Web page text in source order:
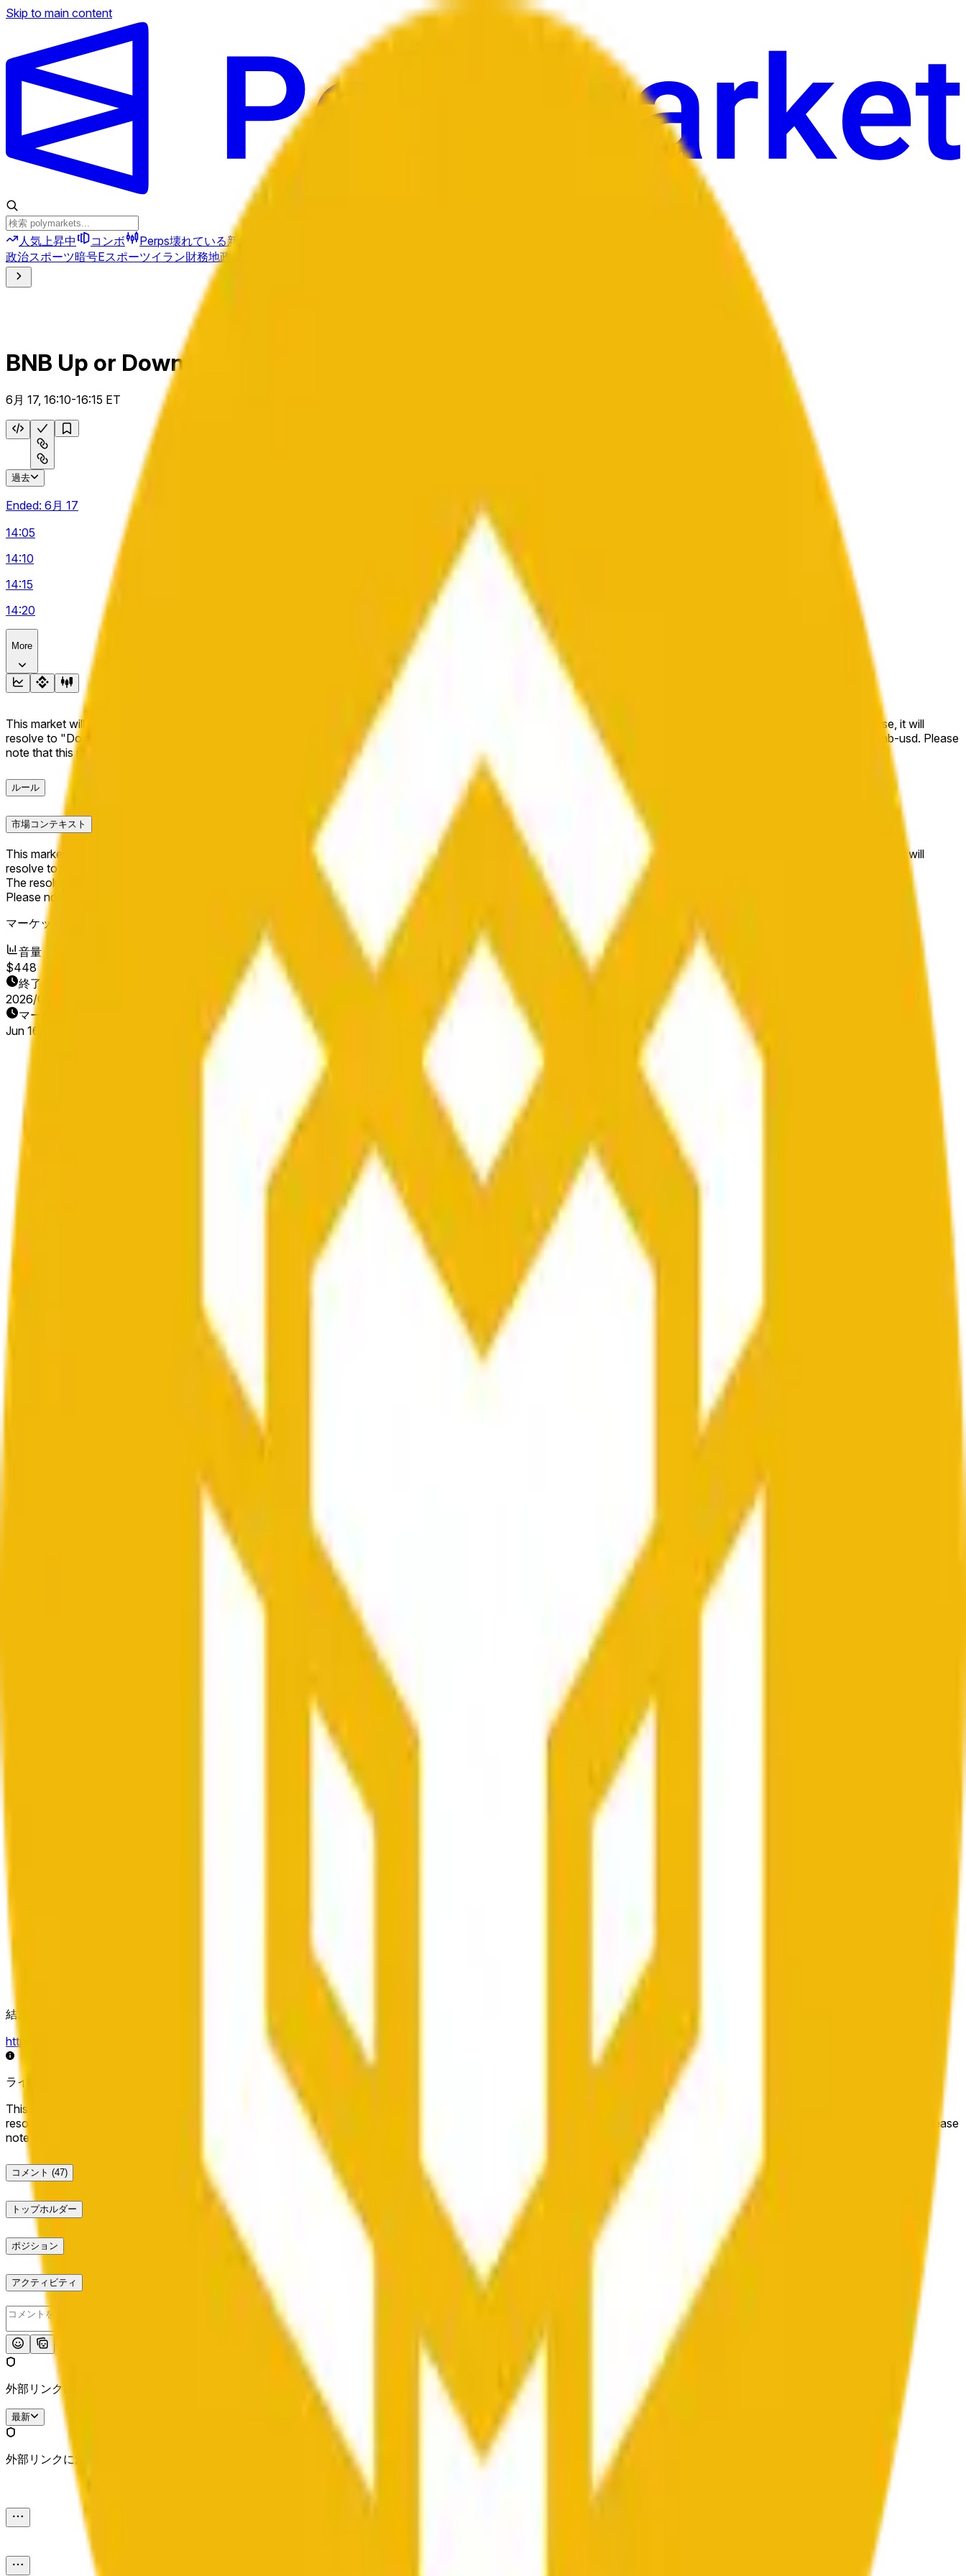
Skip to main content
人気上昇中 コンボ Perps壊れている新規
政治スポーツ暗号Eスポーツイラン財務地政学
BNB Up or Down 5 m
6月 17, 16:10-16:15 ET
過去
Ended: 6月 17
14:05
14:10
14:15
14:20
More
This market will resolve to "Up" if the BNB price at the end of the time range specified in the title is greater than or equal to the price at the beginning of that range. Otherwise, it will
resolve to "Down". The resolution source for this market is information from Chainlink, specifically the BNB/USD data stream available at https://data.chain.link/streams/bnb-usd. Please
note that this market is about the price according to Chainlink data stream BNB/USD, not according to other sources or spot markets.
ルール
市場コンテキスト
This market will resolve to "Up" if the BNB price at the end of the time range specified in the title is greater than or equal to the price at the beginning of that range. Otherwise, it will
resolve to "Down".
The resolution source for this market is information from Chainlink, specifically the BNB/USD data stream available at
https://data.chain.link/streams/bnb-usd
Please note that this market is about the price according to Chainlink data stream BNB/USD, not according to other sources or spot markets.
マーケット開始日：
音量
$448
終了日
2026/06/17
マーケット開始日
Jun 16, 2026, 5:14 PM ET
結算ソース
https://data.chain.link/streams/bnb-usd
ライブデータは数秒遅れる場合があり、他の取引所の価格動向や市場全体の状況に影響される可能性があります。
This market will resolve to "Up" if the BNB price at the end of the time range specified in the title is greater than or equal to the price at the beginning of that range. Otherwise, it will
resolve to "Down". The resolution source for this market is information from Chainlink, specifically the BNB/USD data stream available at https://data.chain.link/streams/bnb-usd. Please
note that this market is about the price according to Chainlink data stream BNB/USD, not according to other sources or spot markets.
コメント (47)
トップホルダー
ポジション
アクティビティ
外部リンクに注意してください。
最新
外部リンクに注意してください。